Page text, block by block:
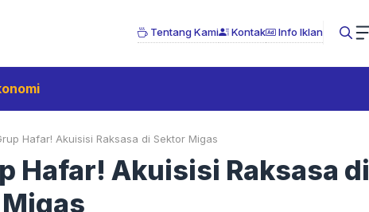
Tentang Kami Kontak Info Iklan
Hafar! Akuisisi Raksasa di Sektor Migas
Hafar! Akuisisi Raksasa di